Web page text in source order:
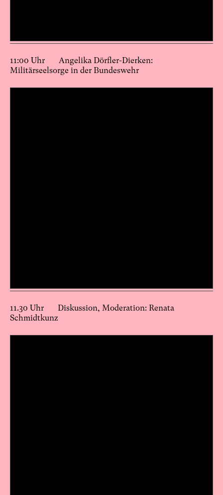
11:00 Uhr Angelika Dörfler-Dierken:
Militärseelsorge in der Bundeswehr
11.30 Uhr Diskussion, Moderation: Renata
Schmidtkunz